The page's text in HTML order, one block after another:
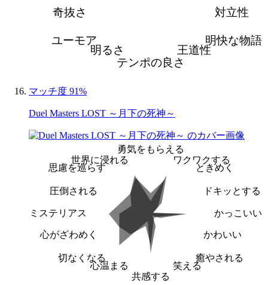
対立性
明快な物語
王道性
テンポの良さ
明るさ
ユーモア
奇抜さ
マッチ度 91%
Duel Masters LOST ～月下の死神～
勇気をもらえる
ワクワクする
ときめく
ドキッとする
かっこいい
かわいい
癒やされる
笑える
共感する
心温まる
切なくなる
心がざわめく
ミステリアス
圧倒される
思慮を巡らす
世界に浸れる